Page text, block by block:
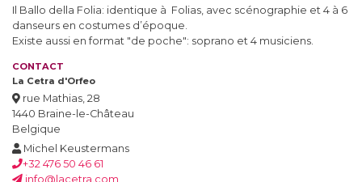
Il Ballo della Folia: identique à Folias, avec scénographie et 4 à 6
danseurs en costumes d’époque.
Existe aussi en format "de poche": soprano et 4 musiciens.
CONTACT
La Cetra d'Orfeo
rue Mathias, 28
1440 Braine-le-Château
Belgique
Michel Keustermans
+32 476 50 46 61
info@lacetra.com